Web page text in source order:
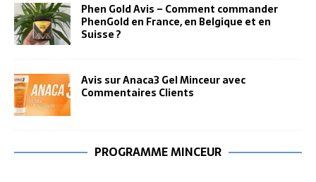
Phen Gold Avis – Comment commander
PhenGold en France, en Belgique et en
Suisse ?
Avis sur Anaca3 Gel Minceur avec
Commentaires Clients
PROGRAMME MINCEUR